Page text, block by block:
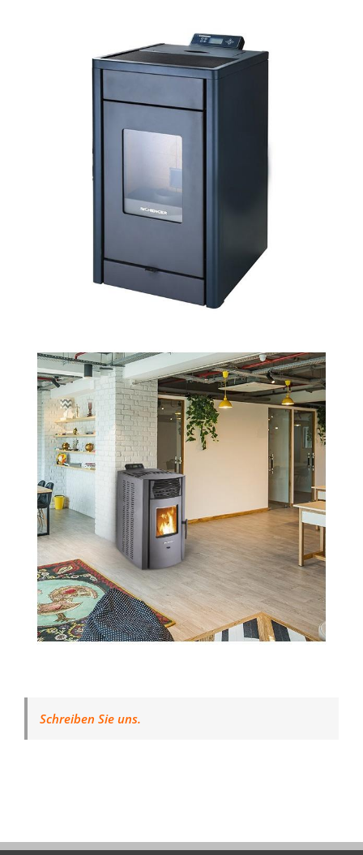
Schreiben Sie uns.